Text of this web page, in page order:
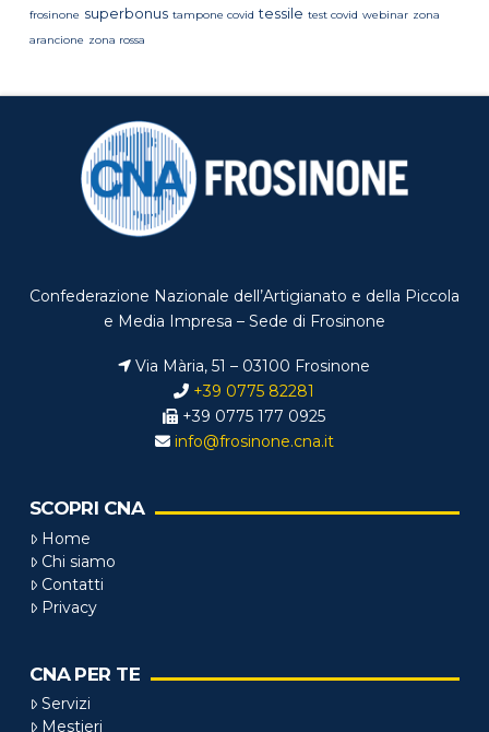
frosinone superbonus tampone covid tessile test covid webinar zona
arancione zona rossa
Confederazione Nazionale dell’Artigianato e della Piccola
e Media Impresa – Sede di Frosinone
Via Mària, 51 – 03100 Frosinone
+39 0775 82281
+39 0775 177 0925
info@frosinone.cna.it
SCOPRI CNA
Home
Chi siamo
Contatti
Privacy
CNA PER TE
Servizi
Mestieri